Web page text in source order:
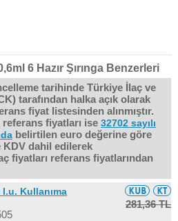
6 Hazır Şırınga Benzerleri
tarihinde Türkiye İlaç ve
tarafından halka açık olarak
fiyat listesinden alınmıştır.
referans fiyatları ise 32702 sayılı
belirtilen euro değerine göre
KDV dahil edilerek
fiyatları referans fiyatlarından
Kullanıma
281,36 TL